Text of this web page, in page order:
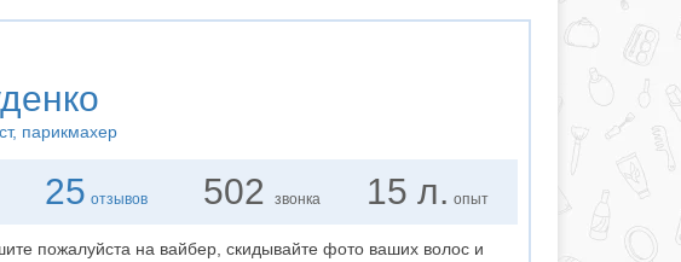
, парикмахер
25 отзывов 502 звонка 15 л. опыт
пожалуйста на вайбер, скидывайте фото ваших волос и